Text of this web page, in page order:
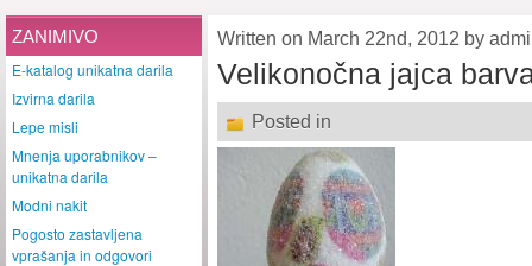
ZANIMIVO
E-katalog unikatna darila
Izvirna darila
Lepe misli
Mnenja uporabnikov –
unikatna darila
Modni nakit
Pogosto zastavljena
vprašanja in odgovori
Written on March 22nd, 2012 by
Velikonočna jajca
Posted in